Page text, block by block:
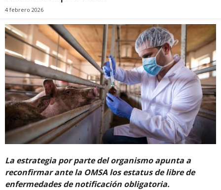
4 febrero 2026
La estrategia por parte del organismo apunta a
reconfirmar ante la OMSA los estatus de libre de
enfermedades de notificación obligatoria.